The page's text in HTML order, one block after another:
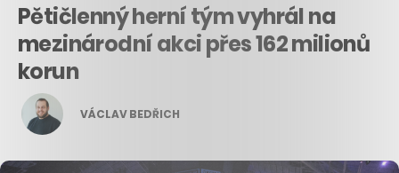
Pětičlenný herní tým vyhrál na
mezinárodní akci přes 162 milionů
korun
VÁCLAV BEDŘICH